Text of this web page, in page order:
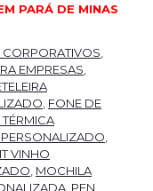
PARÁ DE MINAS
CORPORATIVOS
EMPRESAS
FONE DE
PERSONALIZADO
VINHO
MOCHILA
PEN